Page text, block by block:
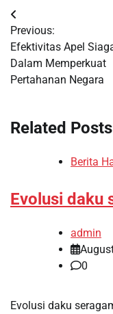
Post
navigation
Previous:
Efektivitas Apel
Dalam Memperkuat
Pertahanan Negara
Related Posts
Berita
Evolusi daku
admin
0
Evolusi daku